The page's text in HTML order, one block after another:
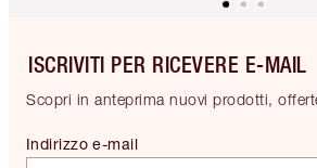
ISCRIVITI PER RICEVERE E-MAIL
Scopri in anteprima nuovi prodotti,
Indirizzo e-mail